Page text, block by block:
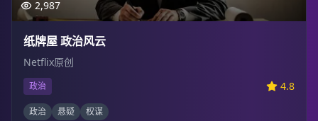
2,987
纸牌屋 政治风云
Netflix原创
政治 4.8
政治 悬疑 权谋